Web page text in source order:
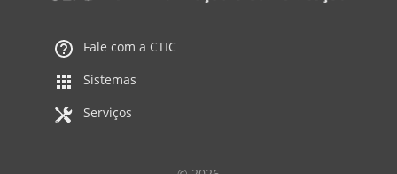
Fale com a CTIC
Sistemas
Serviços